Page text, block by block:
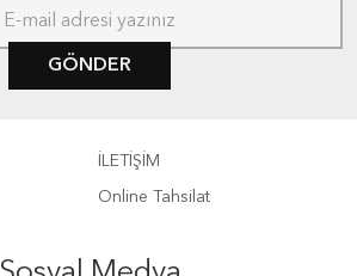
GÖNDER
İLETİŞİM
Online Tahsilat